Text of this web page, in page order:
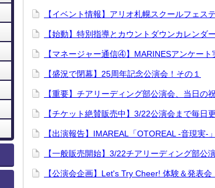
【イベント情報】アリオ札幌スクールフェス
【始動】特別指導とカウントダウンカレンダ
【マネージャー通信④】MARINESアンケート
【盛況で閉幕】25周年記念公演会！その１
【重要】チアリーディング部公演会、当日
【チケット絶賛販売中】3/22公演会まで毎日
【出演報告】IMAREAL「OTOREAL -音現実-
【一般販売開始】3/22チアリーディング部公
【公演会企画】Let's Try Cheer! 体験＆発表